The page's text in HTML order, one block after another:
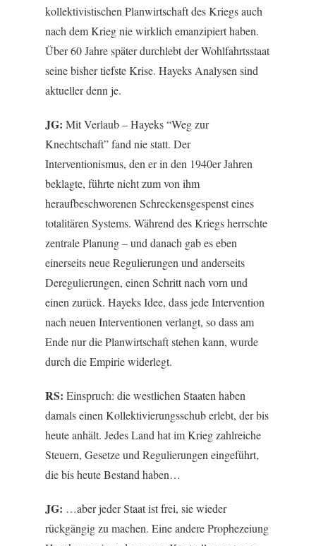
kollektivistischen Planwirtschaft des Kriegs auch
nach dem Krieg nie wirklich emanzipiert haben.
Über 60 Jahre später durchlebt der Wohlfahrtsstaat
seine bisher tiefste Krise. Hayeks Analysen sind
aktueller denn je.
JG: Mit Verlaub – Hayeks “Weg zur
Knechtschaft” fand nie statt. Der
Interventionismus, den er in den 1940er Jahren
beklagte, führte nicht zum von ihm
heraufbeschworenen Schreckensgespenst eines
totalitären Systems. Während des Kriegs herrschte
zentrale Planung – und danach gab es eben
einerseits neue Regulierungen und anderseits
Deregulierungen, einen Schritt nach vorn und
einen zurück. Hayeks Idee, dass jede Intervention
nach neuen Interventionen verlangt, so dass am
Ende nur die Planwirtschaft stehen kann, wurde
durch die Empirie widerlegt.
RS: Einspruch: die westlichen Staaten haben
damals einen Kollektivierungsschub erlebt, der bis
heute anhält. Jedes Land hat im Krieg zahlreiche
Steuern, Gesetze und Regulierungen eingeführt,
die bis heute Bestand haben…
JG: …aber jeder Staat ist frei, sie wieder
rückgängig zu machen. Eine andere Prophezeiung